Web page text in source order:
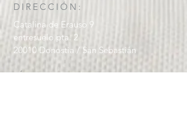
Catalina de Erauso 9
entresuelo pta. 2
20010 Donostia / San Sebastián
SÍGUENOS EN:
DIRECCIÓN: